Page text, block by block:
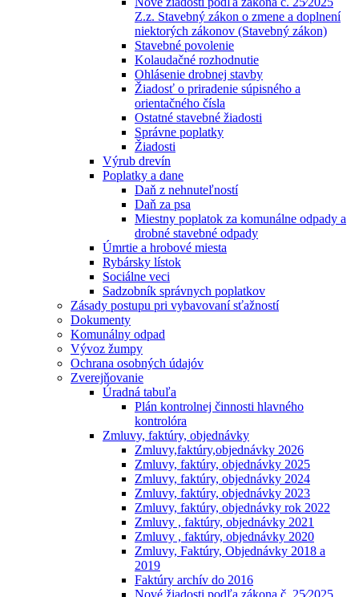
Z.z. Stavebný zákon o zmene a doplnení
niektorých zákonov (Stavebný zákon)
Stavebné povolenie
Kolaudačné rozhodnutie
Ohlásenie drobnej stavby
Žiadosť o priradenie súpisného a
orientačného čísla
Ostatné stavebné žiadosti
Správne poplatky
Žiadosti
Výrub drevín
Poplatky a dane
Daň z nehnuteľností
Daň za psa
Miestny poplatok za komunálne odpady a
drobné stavebné odpady
Úmrtie a hrobové miesta
Rybársky lístok
Sociálne veci
Sadzobník správnych poplatkov
Zásady postupu pri vybavovaní sťažností
Dokumenty
Komunálny odpad
Vývoz žumpy
Ochrana osobných údajóv
Zverejňovanie
Úradná tabuľa
Plán kontrolnej činnosti hlavného
kontrolóra
Zmluvy, faktúry, objednávky
Zmluvy,faktúry,objednávky 2026
Zmluvy, faktúry, objednávky 2025
Zmluvy, faktúry, objednávky 2024
Zmluvy, faktúry, objednávky 2023
Zmluvy, faktúry, objednávky rok 2022
Zmluvy , faktúry, objednávky 2021
Zmluvy , faktúry, objednávky 2020
Zmluvy, Faktúry, Objednávky 2018 a
2019
Faktúry archív do 2016
Nové žiadosti podľa zákona č. 25⁄2025